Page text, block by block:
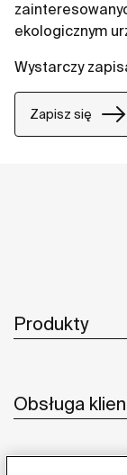
ekologicznym
Wystarczy
Zapisz się
Produkty
Obsługa